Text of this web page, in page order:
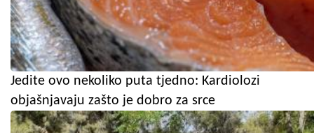
Jedite ovo nekoliko puta tjedno: Kardiolozi
objašnjavaju zašto je dobro za srce